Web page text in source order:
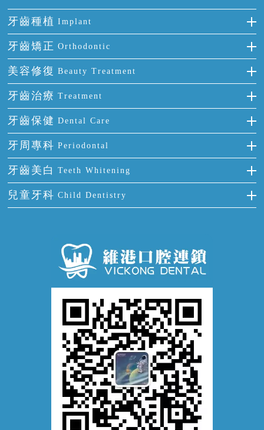
牙齒種植 Implant
種牙
單顆牙缺失
門牙缺失
多顆牙缺失
半口缺失
全口缺失
牙齒矯正 Orthodontic
隱形箍牙
前牙反頜
牙齒擁擠
牙齒前突
牙齒稀疏
美容修復 Beauty Treatment
全瓷牙
烤瓷牙
氟斑牙
四環素牙
活動假牙
牙貼面
牙齒治療 Treatment
補牙
智齒
根管治療
拔牙
牙痛
牙齒保健 Dental Care
正確刷牙
全國愛牙日
預防牙病
牙科通識
牙周專科 Periodontal
牙周炎
牙齦出血
牙齦炎
牙齦萎縮
牙齒美白 Teeth Whitening
冷光美白
兒童牙科 Child Dentistry